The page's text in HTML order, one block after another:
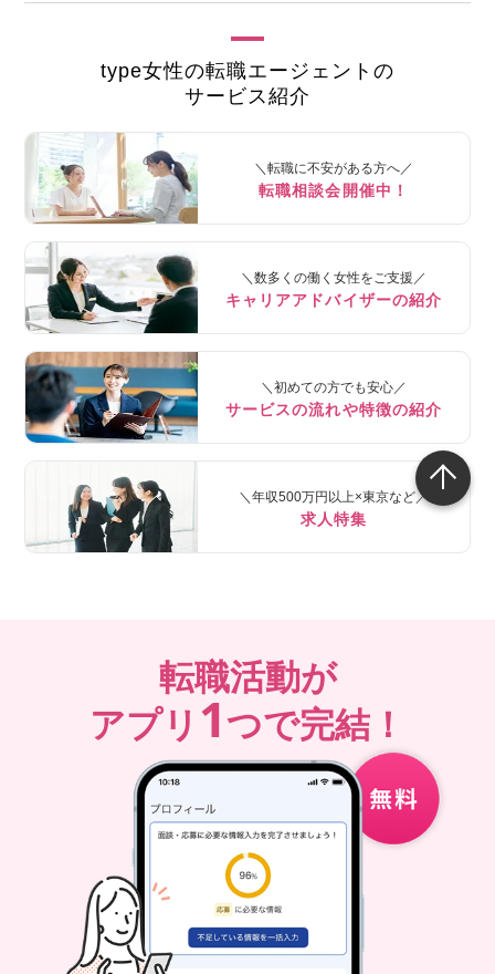
type女性の転職エージェントの
サービス紹介
＼転職に不安がある方へ／
転職相談会開催中！
＼数多くの働く女性をご支援／
キャリアアドバイザーの紹介
＼初めての方でも安心／
サービスの流れや特徴の紹介
＼年収500万円以上×東京など／
求人特集
転職活動が
アプリ 1つで完結！